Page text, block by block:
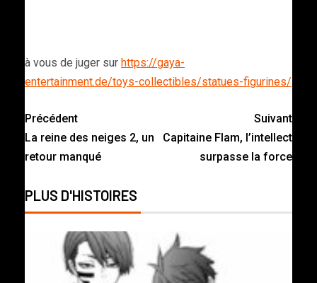
à vous de juger sur https://gaya-
entertainment.de/toys-collectibles/statues-figurines/
Précédent
La reine des neiges 2, un
retour manqué
Suivant
Capitaine Flam, l’intellect
surpasse la force
PLUS D'HISTOIRES